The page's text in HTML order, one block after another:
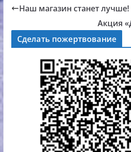
Наш магазин станет лучше!
Акция
Сделать пожертвование